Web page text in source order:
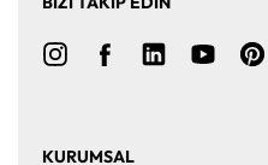
KURUMSAL